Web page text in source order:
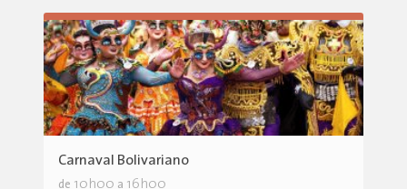
Carnaval Bolivariano
de 10h00 a 16h00